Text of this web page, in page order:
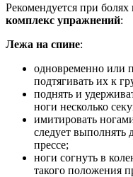
Рекомендуется при
комплекс упражнений:
Лежа на спине:
одновременно или
подтягивать их к
поднять и
ноги несколько
имитировать
следует выполня­ть
прессе;
ноги согнуть в
такого положения